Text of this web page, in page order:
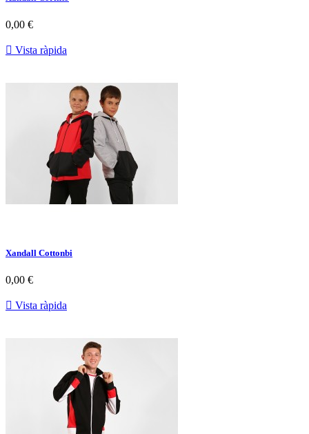
0,00 €
 Vista ràpida
Xandall Cottonbi
0,00 €
 Vista ràpida